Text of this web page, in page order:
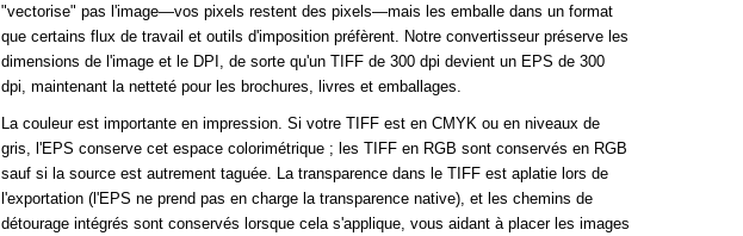
"vectorise" pas l'image—vos pixels restent des pixels—mais les emballe dans un format
que certains flux de travail et outils d'imposition préfèrent. Notre convertisseur préserve les
dimensions de l'image et le DPI, de sorte qu'un TIFF de 300 dpi devient un EPS de 300
dpi, maintenant la netteté pour les brochures, livres et emballages.
La couleur est importante en impression. Si votre TIFF est en CMYK ou en niveaux de
gris, l'EPS conserve cet espace colorimétrique ; les TIFF en RGB sont conservés en RGB
sauf si la source est autrement taguée. La transparence dans le TIFF est aplatie lors de
l'exportation (l'EPS ne prend pas en charge la transparence native), et les chemins de
détourage intégrés sont conservés lorsque cela s'applique, vous aidant à placer les images